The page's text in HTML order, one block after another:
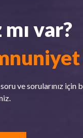
var?
ve sorularınız